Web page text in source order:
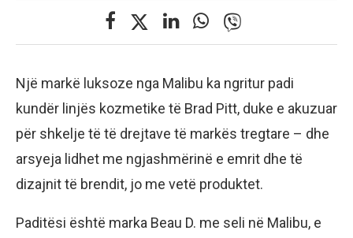
Një markë luksoze nga Malibu ka ngritur padi
kundër linjës kozmetike të Brad Pitt, duke e akuzuar
për shkelje të të drejtave të markës tregtare – dhe
arsyeja lidhet me ngjashmërinë e emrit dhe të
dizajnit të brendit, jo me vetë produktet.
Paditësi është marka Beau D. me seli në Malibu, e